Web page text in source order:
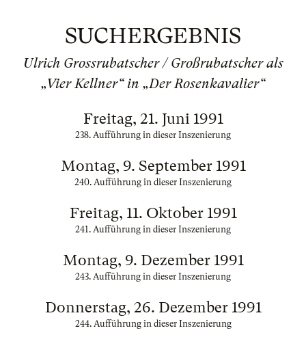
SUCHERGEBNIS
Ulrich Grossrubatscher / Großrubatscher als
„Vier Kellner“ in „Der Rosenkavalier“
Freitag, 21. Juni 1991
238. Aufführung in dieser Inszenierung
Montag, 9. September 1991
240. Aufführung in dieser Inszenierung
Freitag, 11. Oktober 1991
241. Aufführung in dieser Inszenierung
Montag, 9. Dezember 1991
243. Aufführung in dieser Inszenierung
Donnerstag, 26. Dezember 1991
244. Aufführung in dieser Inszenierung